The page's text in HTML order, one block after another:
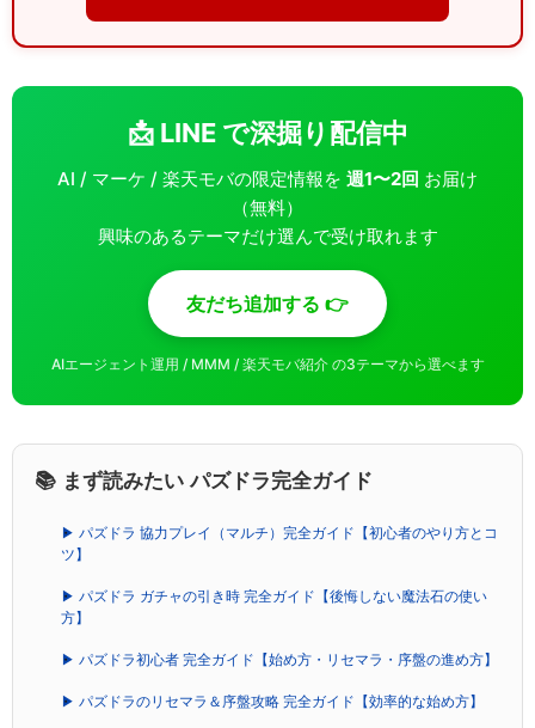
📩 LINE で深掘り配信中
AI / マーケ / 楽天モバの限定情報を 週1〜2回 お届け
（無料）
興味のあるテーマだけ選んで受け取れます
友だち追加する 👉
AIエージェント運用 / MMM / 楽天モバ紹介 の3テーマから選べます
📚 まず読みたい パズドラ完全ガイド
▶ パズドラ 協力プレイ（マルチ）完全ガイド【初心者のやり方とコ
ツ】
▶ パズドラ ガチャの引き時 完全ガイド【後悔しない魔法石の使い
方】
▶ パズドラ初心者 完全ガイド【始め方・リセマラ・序盤の進め方】
▶ パズドラのリセマラ＆序盤攻略 完全ガイド【効率的な始め方】